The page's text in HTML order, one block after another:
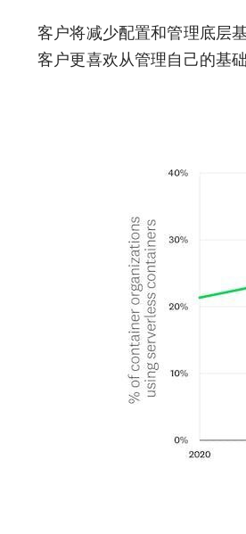
客户将减少配置和管理底层
客户更喜欢从管理自己的基